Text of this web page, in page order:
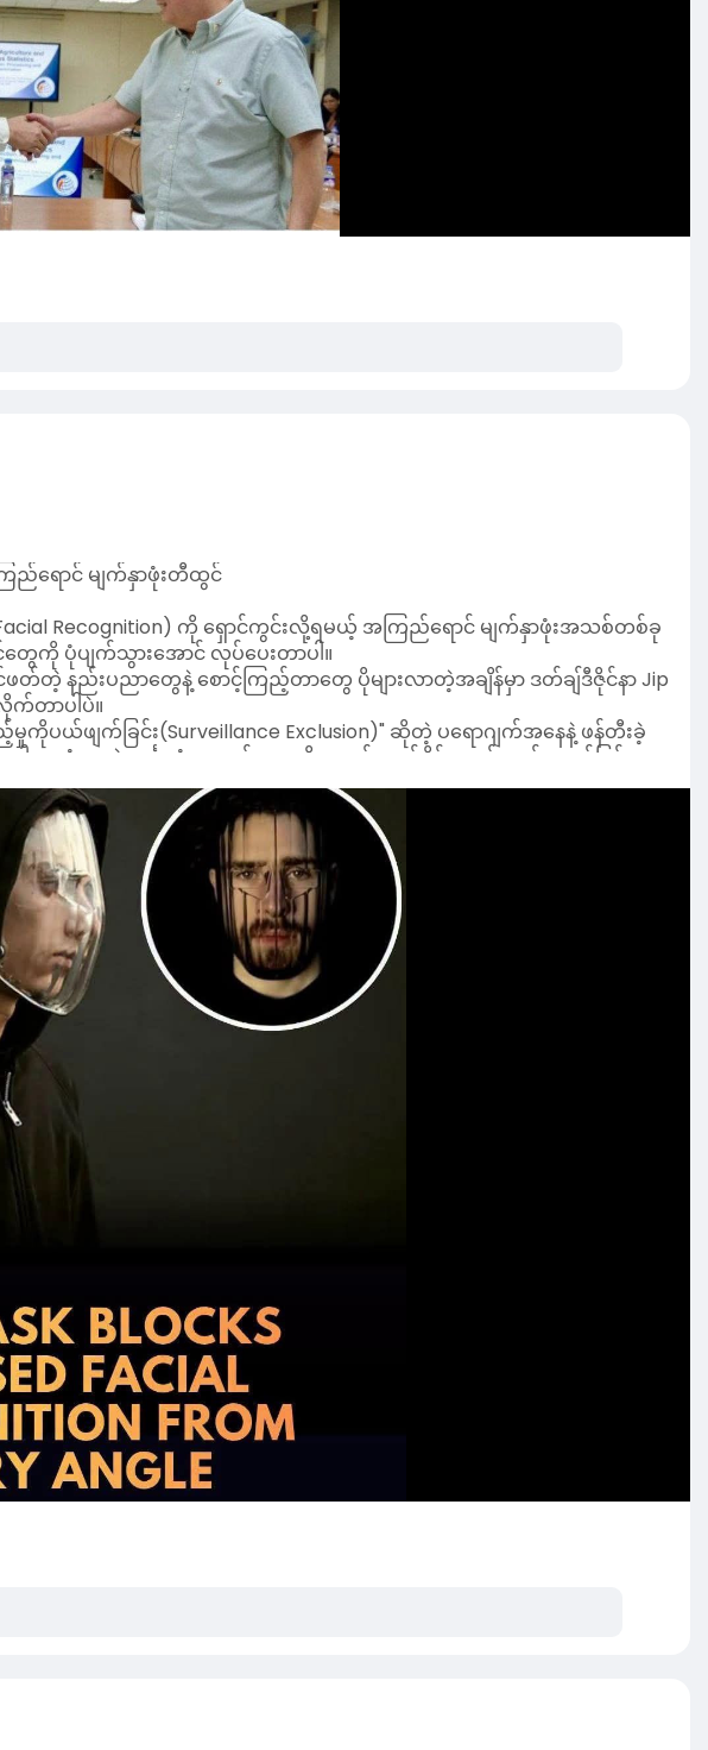
Recognition) ကို ရှောင်ကွင်းလို့ရမယ့် အကြည်ရောင် မျက်နှာဖုံးအသစ်တစ်ခု
ကို ပုံပျက်သွားအောင် လုပ်ပေးတာပါ။
တဲ့ နည်းပညာတွေနဲ့ စောင့်ကြည့်တာတွေ ပိုများလာတဲ့အချိန်မှာ ဒတ်ချ်ဒီဇိုင်နာ Jip
တာပါပဲ။
ကိုပယ်ဖျက်ခြင်း(Surveillance Exclusion)" ဆိုတဲ့ ပရောဂျက်အနေနဲ့ ဖန်တီးခဲ့
အသုံးချတဲ့ သင်္ချာပုံသေနည်းတွေကို အလုပ်မလုပ်နိုင်အောင် မျက်နှာသွင်ပြင်တွေ
ပါဘူး။ သူ့ရဲ့ သီးသန့် အကွေးအကောက်ဒီဇိုင်းက လူတစ်ယောက် ဘယ်သူဘယ်ဝါဆိုတာ
ားဆီးပေးပါတယ်။ ဒါကြောင့် ဘယ်ထောင့်ကနေပဲ ဖတ်ဖတ် စောင့်ကြည့်
။
ယ်လ်ဂိုရီသမ်တွေက မျက်နှာကို ပုံစံပျက်နေတဲ့ ရှုပ်ထွေးထွေးအရာတစ်ခုအဖြစ်ပဲ မြင်
ြီး ဝတ်ဆင်ထားသူရဲ့ သဘာဝကျတဲ့ မျက်နှာအမူအရာတွေကို မြင်နိုင်သလို
နည်းပညာကျွမ်းကျင်သူတွေရဲ့ စိတ်ဝင်စားမှုကို အများကြီးရရှိခဲ့ပါတယ်။ ဒါ
ထိခိုက်စေဘဲ "စောင့်ကြည့်မှုကို ဆန့်ကျင်တဲ့ ဒီဇိုင်း" ကနေ ကိုယ်ရေးကိုယ်တာလုံခြုံမှု
င် Error ပေါ်နေပြီး မူလအနေအထားပျက်ယွင်းနေသည်ကို စိစစ်တွေ့ရှိခဲ့ရ